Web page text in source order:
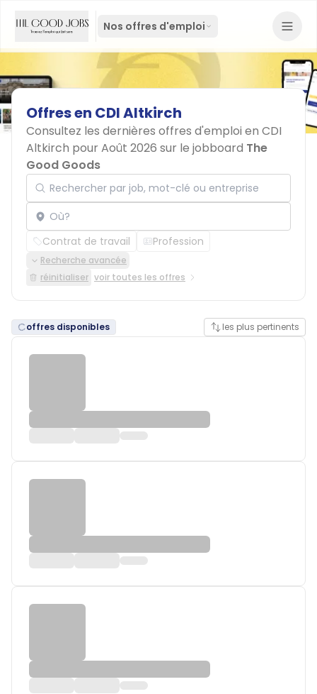
Nos offres d'emploi
Offresen CDIAltkirch
Consultez les dernières offres d'emploi en CDI
Altkirch pour Août 2026 sur le jobboard The
Good Goods
Rechercher par job, mot-clé ou entreprise
Localisation
Contrat de travail Profession
Recherche avancée
réinitialiser voir toutes les offres
offres disponibles les plus pertinents